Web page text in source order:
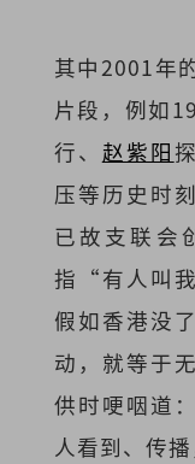
其中2001年
片段，例如
行、 赵紫阳
压等历史时
已故支联会
指“有人叫
假如香港没
动，就等于
供时哽咽道
人看到、传